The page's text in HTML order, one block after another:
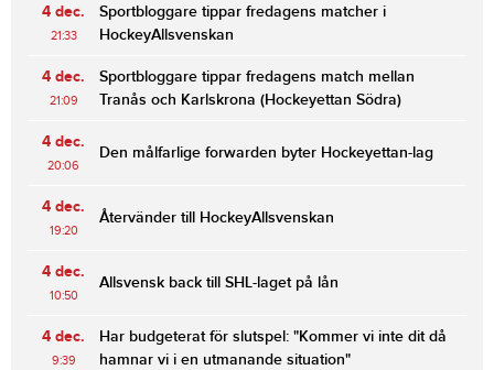
4 dec.
21:33
Sportbloggare tippar fredagens matcher i
HockeyAllsvenskan
4 dec.
21:09
Sportbloggare tippar fredagens match mellan
Tranås och Karlskrona (Hockeyettan Södra)
4 dec.
20:06
Den målfarlige forwarden byter Hockeyettan-lag
4 dec.
19:20
Återvänder till HockeyAllsvenskan
4 dec.
10:50
Allsvensk back till SHL-laget på lån
4 dec.
9:39
Har budgeterat för slutspel: "Kommer vi inte dit då
hamnar vi i en utmanande situation"